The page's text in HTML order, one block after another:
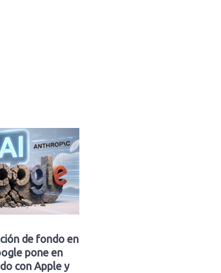
de fondo en
pone en
con Apple y